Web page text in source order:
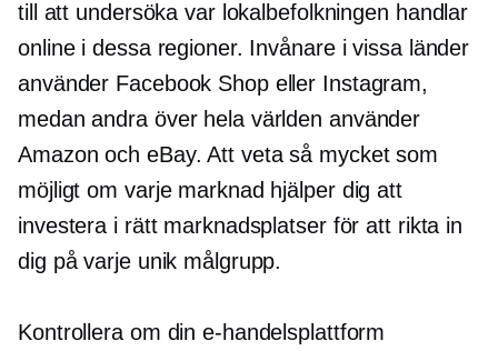
till att undersöka var lokalbefolkningen handlar
online i dessa regioner. Invånare i vissa länder
använder Facebook Shop eller Instagram,
medan andra över hela världen använder
Amazon och eBay. Att veta så mycket som
möjligt om varje marknad hjälper dig att
investera i rätt marknadsplatser för att rikta in
dig på varje unik målgrupp.
Kontrollera om din e-handelsplattform